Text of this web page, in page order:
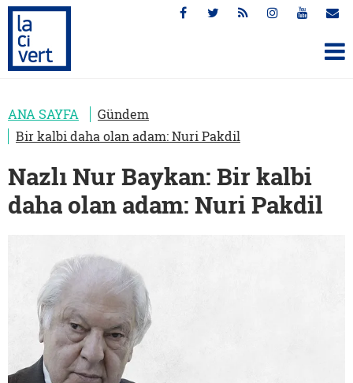
ANA SAYFA
Gündem
Bir kalbi daha olan adam: Nuri Pakdil
Nazlı Nur Baykan: Bir kalbi
daha olan adam: Nuri Pakdil